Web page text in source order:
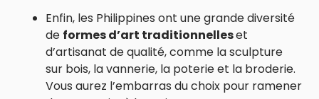
Enfin, les Philippines ont une grande diversité
de formes d’art traditionnelleset
d’artisanat de qualité, comme la sculpture
sur bois, la vannerie, la poterie et la broderie.
Vous aurez l’embarras du choix pour ramener